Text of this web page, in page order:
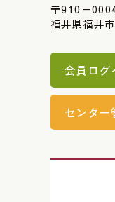
〒910－
福井県福井
会員ログ
センター